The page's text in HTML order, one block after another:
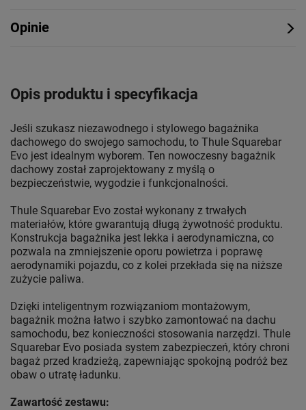
Opinie
Opis produktu i specyfikacja
Jeśli szukasz niezawodnego i stylowego bagażnika
dachowego do swojego samochodu, to Thule Squarebar
Evo jest idealnym wyborem. Ten nowoczesny bagażnik
dachowy został zaprojektowany z myślą o
bezpieczeństwie, wygodzie i funkcjonalności.
Thule Squarebar Evo został wykonany z trwałych
materiałów, które gwarantują długą żywotność produktu.
Konstrukcja bagażnika jest lekka i aerodynamiczna, co
pozwala na zmniejszenie oporu powietrza i poprawę
aerodynamiki pojazdu, co z kolei przekłada się na niższe
zużycie paliwa.
Dzięki inteligentnym rozwiązaniom montażowym,
bagażnik można łatwo i szybko zamontować na dachu
samochodu, bez konieczności stosowania narzędzi. Thule
Squarebar Evo posiada system zabezpieczeń, który chroni
bagaż przed kradzieżą, zapewniając spokojną podróż bez
obaw o utratę ładunku.
Zawartość zestawu: